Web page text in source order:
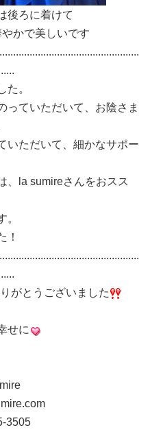
後ろに着けて
かで美しいです
た。
っていただいて、お陰さま
いただいて、細かなサポー
、la sumireさんをおスス
。
！
がとうございました
せに
3505